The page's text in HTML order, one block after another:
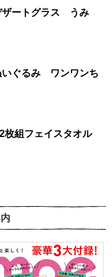
ネコぐんだん デザートグラス うみ
いぐるみ ワンワンち
枚組フェイスタオル